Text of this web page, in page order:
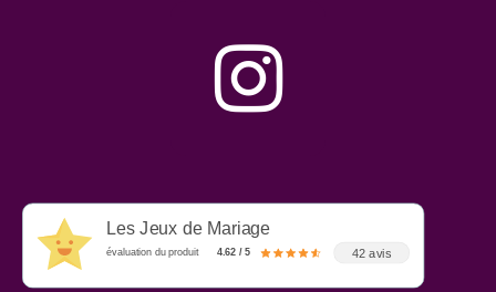
Les Jeux de Mariage
évaluation du produit 4.62 / 5 42 avis